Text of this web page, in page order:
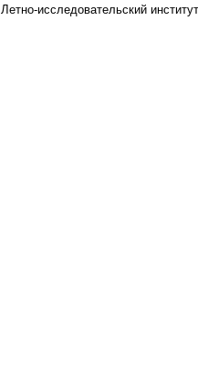
Летно-исследовательский